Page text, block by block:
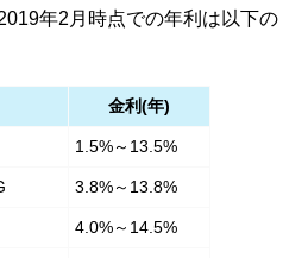
年2月時点での年利は以下の
金利(年)
1.5%～13.5%
3.8%～13.8%
4.0%～14.5%